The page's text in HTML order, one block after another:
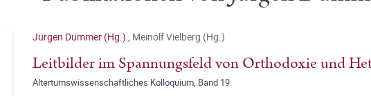
Jürgen Dummer (Hg.) , Meinolf Vielberg (Hg.)
Leitbilder im Spannungsfeld von Orthodoxie und
Altertumswissenschaftliches Kolloquium, Band 19